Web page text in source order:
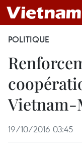
POLITIQUE
Vietnam-
19/10/2016 03:45